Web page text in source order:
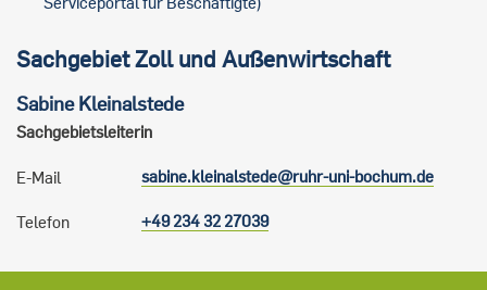
Sachgebiet Zoll und Außenwirtschaft
Sabine Kleinalstede
Sachgebietsleiterin
E-Mail sabine.kleinalstede@ruhr-uni-bochum.de
Telefon +49 234 32 27039